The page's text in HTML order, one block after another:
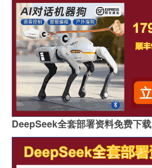
DeepSeek全套部署资料免费下载